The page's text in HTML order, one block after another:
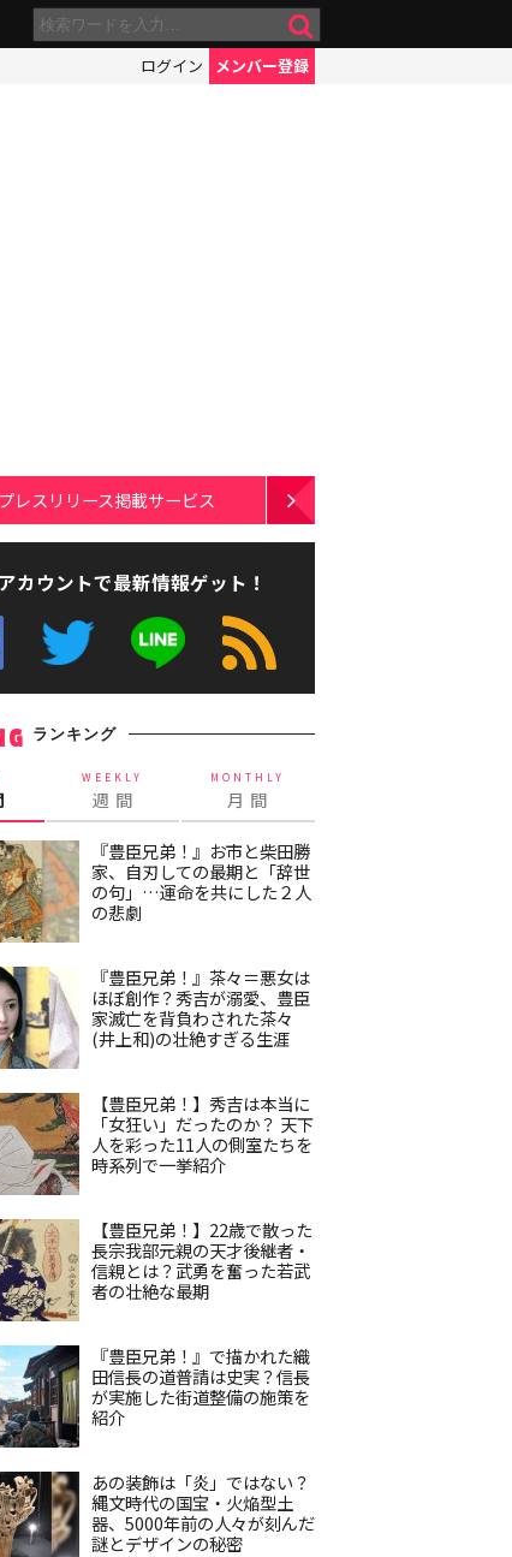
ログイン メンバー登録
プレスリリース掲載サービス
カウントで最新情報ゲット！
ランキング
WEEKLY
週 間
MONTHLY
月 間
『豊臣兄弟！』お市と柴田勝
家、自刃しての最期と「辞世
の句」…運命を共にした２人
の悲劇
『豊臣兄弟！』茶々＝悪女は
ほぼ創作？秀吉が溺愛、豊臣
家滅亡を背負わされた茶々
(井上和)の壮絶すぎる生涯
【豊臣兄弟！】秀吉は本当に
「女狂い」だったのか？ 天下
人を彩った11人の側室たちを
時系列で一挙紹介
【豊臣兄弟！】22歳で散った
長宗我部元親の天才後継者・
信親とは？武勇を奮った若武
者の壮絶な最期
『豊臣兄弟！』で描かれた織
田信長の道普請は史実？信長
が実施した街道整備の施策を
紹介
あの装飾は「炎」ではない？
縄文時代の国宝・火焔型土
器、5000年前の人々が刻んだ
謎とデザインの秘密